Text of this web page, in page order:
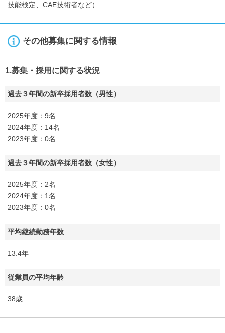
技能検定、CAE技術者など）
その他募集に関する情報
1.募集・採用に関する状況
過去３年間の新卒採用者数（男性）
2025年度：9名
2024年度：14名
2023年度：0名
過去３年間の新卒採用者数（女性）
2025年度：2名
2024年度：1名
2023年度：0名
平均継続勤務年数
13.4年
従業員の平均年齢
38歳